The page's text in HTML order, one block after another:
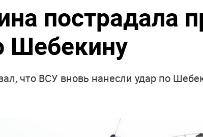
пострадала
Шебекину
что ВСУ вновь нанесли удар по